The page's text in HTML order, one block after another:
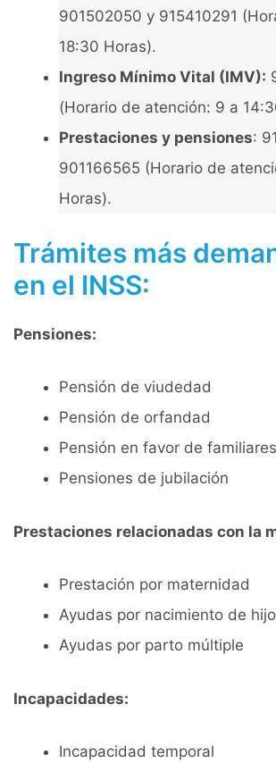
901502050 y 915410291
18:30 Horas).
Ingreso Mínimo Vital (IMV):
(Horario de atención: 9 a
Prestaciones y pensiones:
901166565 (Horario de
Horas).
Trámites más
en el INSS:
Pensiones:
Pensión de viudedad
Pensión de orfandad
Pensión en favor de familiares
Pensiones de jubilación
Prestaciones relacionadas con la
Prestación por maternidad
Ayudas por nacimiento de hijo
Ayudas por parto múltiple
Incapacidades:
Incapacidad temporal